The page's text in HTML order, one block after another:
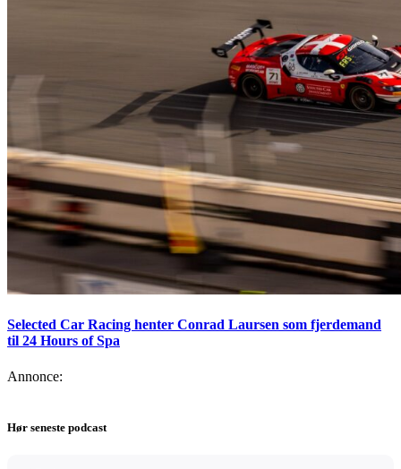
Selected Car Racing henter Conrad Laursen som fjerdemand
til 24 Hours of Spa
Annonce:
Hør seneste podcast